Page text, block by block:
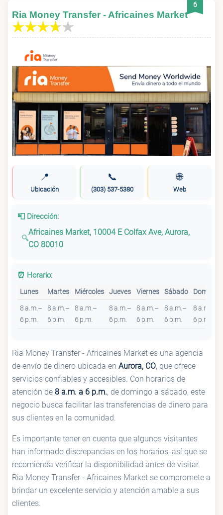
6
Ria Money Transfer - Africaines Market
📍
Ubicación
📞
(303) 537-5380
🌐
Web
📮 Dirección:
Africaines Market, 10004 E Colfax Ave, Aurora,
CO 80010
⏰ Horario:
Lunes Martes Miércoles Jueves Viernes Sábado Domingo
8 a.m.–
6 p.m.
8 a.m.–
6 p.m.
8 a.m.–
6 p.m.
8 a.m.–
6 p.m.
8 a.m.–
6 p.m.
8 a.m.–
6 p.m.
8 a.m.–
6 p.m.
Ria Money Transfer - Africaines Market es una agencia
de envío de dinero ubicada en Aurora, CO, que ofrece
servicios confiables y accesibles. Con horarios de
atención de 8 a.m. a 6 p.m., de domingo a sábado, este
negocio busca facilitar las transferencias de dinero para
sus clientes en la comunidad.
Es importante tener en cuenta que algunos visitantes
han informado discrepancias en los horarios, así que se
recomienda verificar la disponibilidad antes de visitar.
Ria Money Transfer - Africaines Market se compromete a
brindar un excelente servicio y atención amable a sus
clientes.